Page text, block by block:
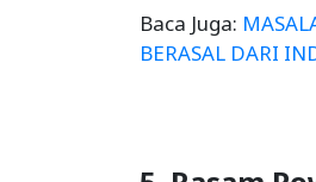
Baca Juga:
BERASAL DARI